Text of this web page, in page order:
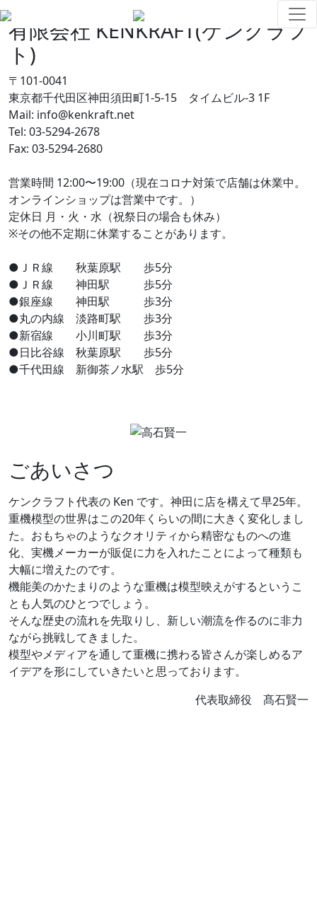
有限会社 KENKRAFT(ケンクラフ
ト)
〒101-0041
東京都千代田区神田須田町1-5-15 タイムビル-3 1F
Mail: info@kenkraft.net
Tel: 03-5294-2678
Fax: 03-5294-2680
営業時間 12:00〜19:00（現在コロナ対策で店舗は休業中。
オンラインショップは営業中です。）
定休日 月・火・水（祝祭日の場合も休み）
※その他不定期に休業することがあります。
●ＪＲ線 秋葉原駅 歩5分
●ＪＲ線 神田駅 歩5分
●銀座線 神田駅 歩3分
●丸の内線 淡路町駅 歩3分
●新宿線 小川町駅 歩3分
●日比谷線 秋葉原駅 歩5分
●千代田線 新御茶ノ水駅 歩5分
ごあいさつ
ケンクラフト代表の Ken です。神田に店を構えて早25年。
重機模型の世界はこの20年くらいの間に大きく変化しまし
た。おもちゃのようなクオリティから精密なものへの進
化、実機メーカーが販促に力を入れたことによって種類も
大幅に増えたのです。
機能美のかたまりのような重機は模型映えがするというこ
とも人気のひとつでしょう。
そんな歴史の流れを先取りし、新しい潮流を作るのに非力
ながら挑戦してきました。
模型やメディアを通して重機に携わる皆さんが楽しめるア
イデアを形にしていきたいと思っております。
代表取締役 髙石賢一